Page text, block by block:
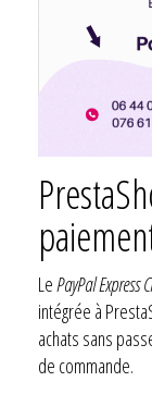
LePayPal Express
intégrée à
achats sans
de commande.